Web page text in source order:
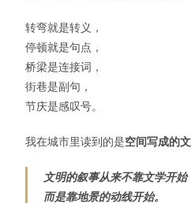
转弯就是转义，
停顿就是句点，
桥梁是连接词，
街巷是副句，
节庆是感叹号。
我在城市里读到的是空间写成的
文明的叙事从来不靠文学开始
而是靠地景的动线开始。